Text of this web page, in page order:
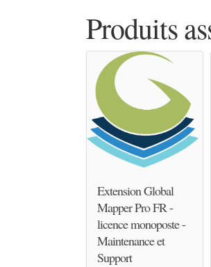
Produits
Extension Global
Mapper Pro FR -
licence monoposte -
Maintenance et
Support